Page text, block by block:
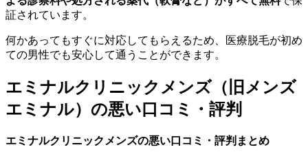
証されています。
何かあってもすぐに対応してもらえるため、医療脱毛が初め
ての男性でも安心して通うことができます。
エミナルクリニックメンズ（旧メンズ
エミナル）の悪い口コミ・評判
エミナルクリニックメンズの悪い口コミ・評判まとめ